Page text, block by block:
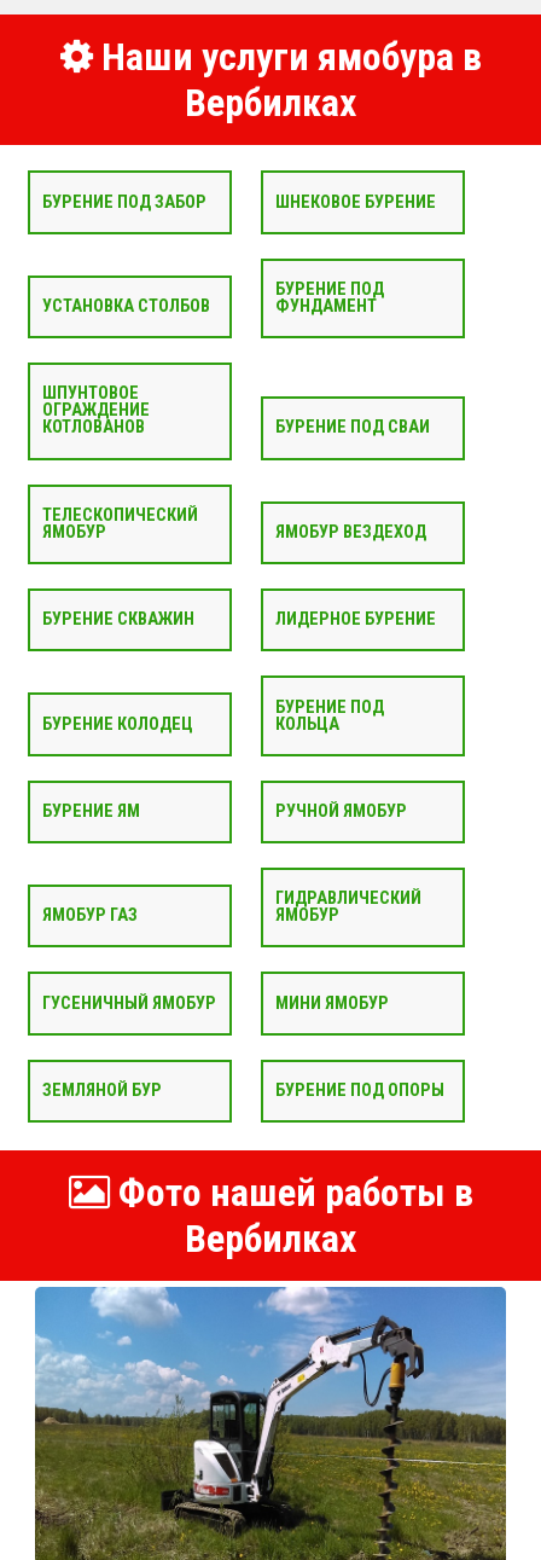
Наши услуги ямобура в
Вербилках
БУРЕНИЕ ПОД ЗАБОР ШНЕКОВОЕ БУРЕНИЕ
УСТАНОВКА СТОЛБОВ
БУРЕНИЕ ПОД
ФУНДАМЕНТ
ШПУНТОВОЕ
ОГРАЖДЕНИЕ
КОТЛОВАНОВ
БУРЕНИЕ ПОД СВАИ
ТЕЛЕСКОПИЧЕСКИЙ
ЯМОБУР
ЯМОБУР ВЕЗДЕХОД
БУРЕНИЕ СКВАЖИН ЛИДЕРНОЕ БУРЕНИЕ
БУРЕНИЕ КОЛОДЕЦ
БУРЕНИЕ ПОД
КОЛЬЦА
БУРЕНИЕ ЯМ РУЧНОЙ ЯМОБУР
ЯМОБУР ГАЗ
ГИДРАВЛИЧЕСКИЙ
ЯМОБУР
ГУСЕНИЧНЫЙ ЯМОБУР МИНИ ЯМОБУР
ЗЕМЛЯНОЙ БУР БУРЕНИЕ ПОД ОПОРЫ
Фото нашей работы в
Вербилках